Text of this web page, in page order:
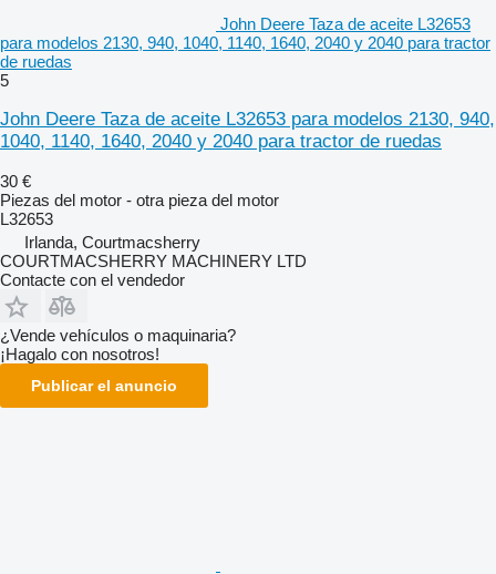
John Deere Taza de aceite L32653
para modelos 2130, 940, 1040, 1140, 1640, 2040 y 2040 para tractor
de ruedas
5
John Deere Taza de aceite L32653 para modelos 2130, 940,
1040, 1140, 1640, 2040 y 2040 para tractor de ruedas
30 €
Piezas del motor - otra pieza del motor
L32653
Irlanda, Courtmacsherry
COURTMACSHERRY MACHINERY LTD
Contacte con el vendedor
¿Vende vehículos o maquinaria?
¡Hagalo con nosotros!
Publicar el anuncio